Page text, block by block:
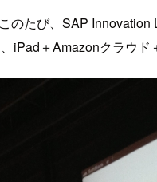
のたび、SAP
iPad＋Amazonクラウド